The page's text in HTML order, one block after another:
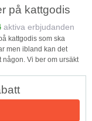
på kattgodis
aktiva erbjudanden
kattgodis som ska
men ibland kan det
Vi ber om ursäkt